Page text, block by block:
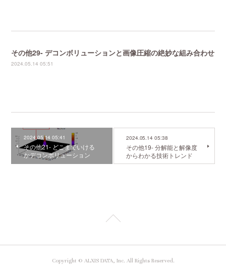
その他29- デコンボリューションと画像圧縮の絶妙な組み合わせ
2024.05.14 05:51
2024.05.14 05:41
その他21- どこまでいける
かデコンボリューション
2024.05.14 05:38
その他19- 分解能と解像度
からわかる技術トレンド
Copyright © ALXIS DATA, Inc. All Rights Reserved.